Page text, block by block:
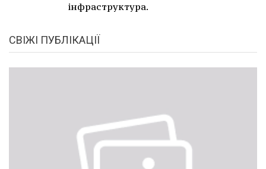
інфраструктура.
СВІЖІ ПУБЛІКАЦІЇ